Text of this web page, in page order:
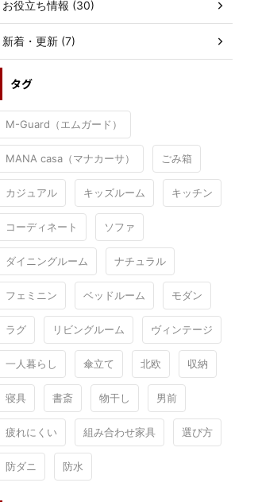
お役立ち情報 (30)
新着・更新 (7)
タグ
M-Guard（エムガード）
MANA casa（マナカーサ） ごみ箱
カジュアル キッズルーム キッチン
コーディネート ソファ
ダイニングルーム ナチュラル
フェミニン ベッドルーム モダン
ラグ リビングルーム ヴィンテージ
一人暮らし 傘立て 北欧 収納
寝具 書斎 物干し 男前
疲れにくい 組み合わせ家具 選び方
防ダニ 防水